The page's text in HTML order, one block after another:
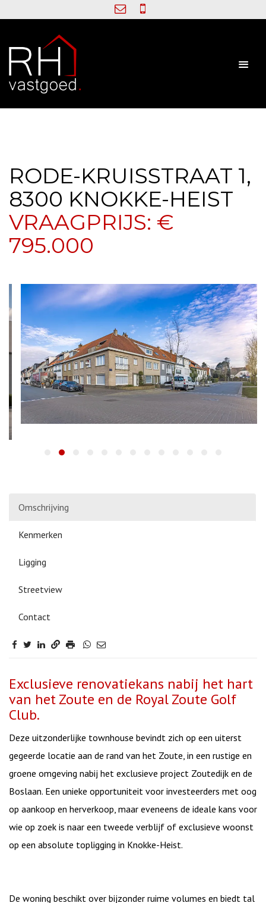
RODE-KRUISSTRAAT 1,
8300 KNOKKE-HEIST
VRAAGPRIJS: €
795.000
Omschrijving
Kenmerken
Ligging
Streetview
Contact
Omschrijving
Exclusieve renovatiekans nabij het hart
van het Zoute en de Royal Zoute Golf
Club.
Deze uitzonderlijke townhouse bevindt zich op een uiterst
gegeerde locatie aan de rand van het Zoute, in een rustige en
groene omgeving nabij het exclusieve project Zoutedijk en de
Boslaan. Een unieke opportuniteit voor investeerders met oog
op aankoop en herverkoop, maar eveneens de ideale kans voor
wie op zoek is naar een tweede verblijf of exclusieve woonst
op een absolute topligging in Knokke-Heist.
De woning beschikt over bijzonder ruime volumes en biedt tal